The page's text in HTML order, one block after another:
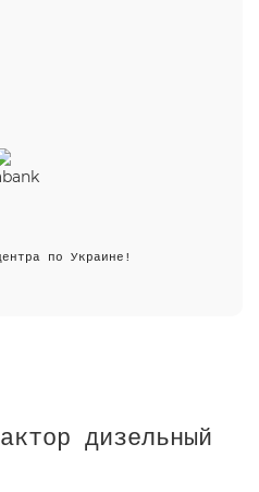
по Украине!
дизельный